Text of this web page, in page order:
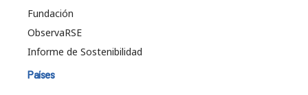
Fundación
ObservaRSE
Informe de Sostenibilidad
Países